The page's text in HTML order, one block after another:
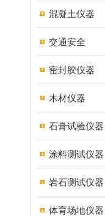
混凝土仪器
交通安全
密封胶仪器
木材仪器
石膏试验仪器
涂料测试仪器
岩石测试仪器
体育场地仪器